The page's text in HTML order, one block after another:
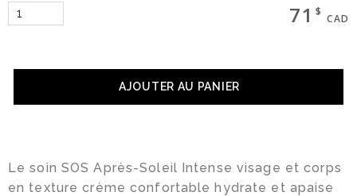
71 $
CAD
AJOUTER AU PANIER
Le soin SOS Après-Soleil Intense visage et corps
en texture crème confortable hydrate et apaise
Social
Facebook